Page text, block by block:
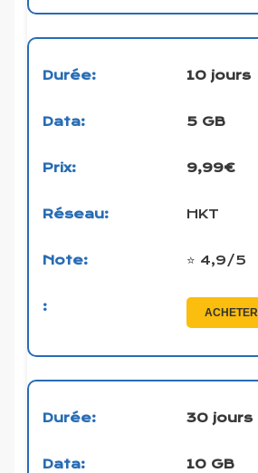
10 jours
5 GB
9,99€
HKT
⭐ 4,9/5
ACHETER
30 jours
10 GB